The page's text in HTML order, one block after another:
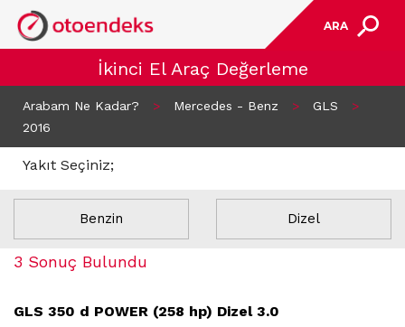
ARA
İkinci El Araç Değerleme
Arabam Ne Kadar? > Mercedes - Benz > GLS
>
2016
Yakıt Seçiniz;
Benzin Dizel
3 Sonuç Bulundu
GLS 350 d POWER (258 hp) Dizel 3.0